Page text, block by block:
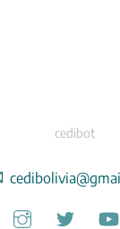
Facebook